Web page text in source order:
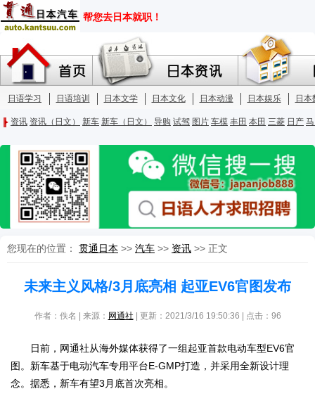
您现在的位置： 贯通日本 >> 汽车 >> 资讯 >> 正文
未来主义风格/3月底亮相 起亚EV6官图发布
作者：佚名 | 来源： 网通社 | 更新：2021/3/16 19:50:36 | 点击： 96
日前，网通社从海外媒体获得了一组起亚首款电动车型EV6官
图。新车基于电动汽车专用平台E-GMP打造，并采用全新设计理
念。据悉，新车有望3月底首次亮相。